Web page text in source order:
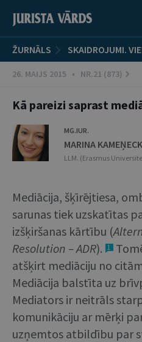
ŽURNĀLS SKAIDROJUMI.
26. MAIJS 2015 • NR.21 (873)
Kā pareizi saprast
MG.IUR.
MARINA
LLM. (Erasmus
Mediācija, šķīrējtiesa,
sarunas tiek uzskatītas
izšķiršanas kārtību (
Resolution – ADR). 1
atšķirt mediāciju no
Mediācija balstīta uz
Mediators ir neitrāls
komunikāciju ar mērķi
uzņemtos atbildību par